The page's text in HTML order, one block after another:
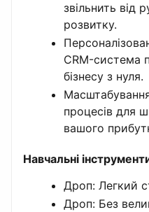
звільнить від
розвитку.
CRM-система
бізнесу з нуля.
процесів для
вашого
Навчальні
Дроп: Легкий
Дроп: Без